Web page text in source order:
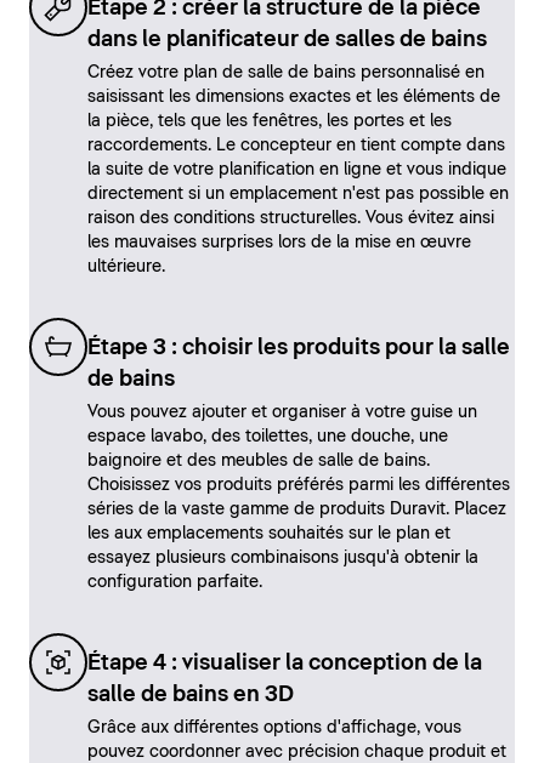
Étape 2 : créer la structure de la pièce
dans le planificateur de salles de bains
Créez votre plan de salle de bains personnalisé en
saisissant les dimensions exactes et les éléments de
la pièce, tels que les fenêtres, les portes et les
raccordements. Le concepteur en tient compte dans
la suite de votre planification en ligne et vous indique
directement si un emplacement n'est pas possible en
raison des conditions structurelles. Vous évitez ainsi
les mauvaises surprises lors de la mise en œuvre
ultérieure.
Étape 3 : choisir les produits pour la salle
de bains
Vous pouvez ajouter et organiser à votre guise un
espace lavabo, des toilettes, une douche, une
baignoire et des meubles de salle de bains.
Choisissez vos produits préférés parmi les différentes
séries de la vaste gamme de produits Duravit. Placez
les aux emplacements souhaités sur le plan et
essayez plusieurs combinaisons jusqu'à obtenir la
configuration parfaite.
Étape 4 : visualiser la conception de la
salle de bains en 3D
Grâce aux différentes options d'affichage, vous
pouvez coordonner avec précision chaque produit et